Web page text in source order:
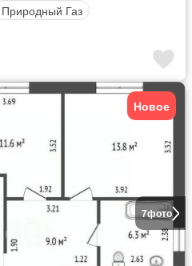
Природный Газ
7фото
Новое